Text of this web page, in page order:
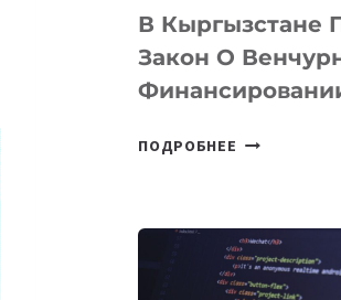
В Кыргызстане
Закон О
ПОДРОБНЕЕ
О
ВЕНЧУРНОМ